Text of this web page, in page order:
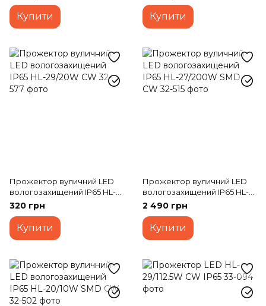
Купити Купити
Прожектор вуличний LED
вологозахищений IP65 HL-
29/20W CW
320 грн
Купити
Прожектор вуличний LED
вологозахищений IP65 HL-
27/200W SMD CW
2 490 грн
Купити